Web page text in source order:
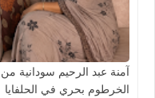
آمنة عبد الرحيم سودانية من
الخرطوم بحري في الحلفايا